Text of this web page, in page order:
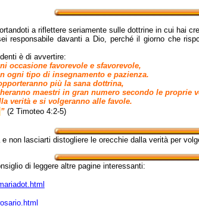
a riflettere seriamente sulle dottrine in cui hai
responsabile davanti a Dio, perché il giorno che
è di avvertire:
occasione favorevole e sfavorevole,
ogni tipo di insegnamento e pazienza.
più la sana dottrina,
maestri in gran numero secondo le proprie
verità e si volgeranno alle favole.
” (2 Timoteo 4:2-5)
non lasciarti distogliere le orecchie dalla verità per
di leggere altre pagine interessanti: